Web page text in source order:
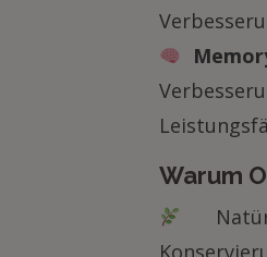
Warum